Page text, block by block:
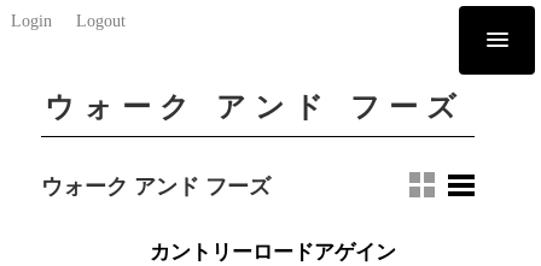
Login Logout
ウォーク アンド フーズ
ウォーク アンド フーズ
カントリーロードアゲイン